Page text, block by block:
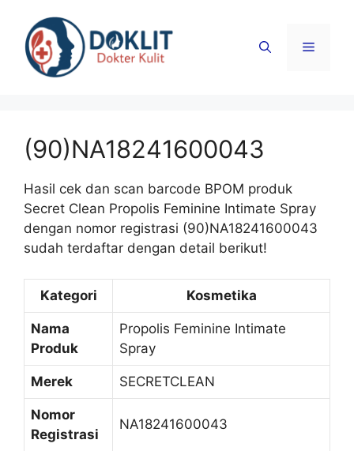
Menu
(90)NA18241600043
Hasil cek dan scan barcode BPOM produk
Secret Clean Propolis Feminine Intimate Spray
dengan nomor registrasi (90)NA18241600043
sudah terdaftar dengan detail berikut!
Kategori Kosmetika
Nama
Produk
Propolis Feminine Intimate
Spray
Merek SECRETCLEAN
Nomor
Registrasi
NA18241600043